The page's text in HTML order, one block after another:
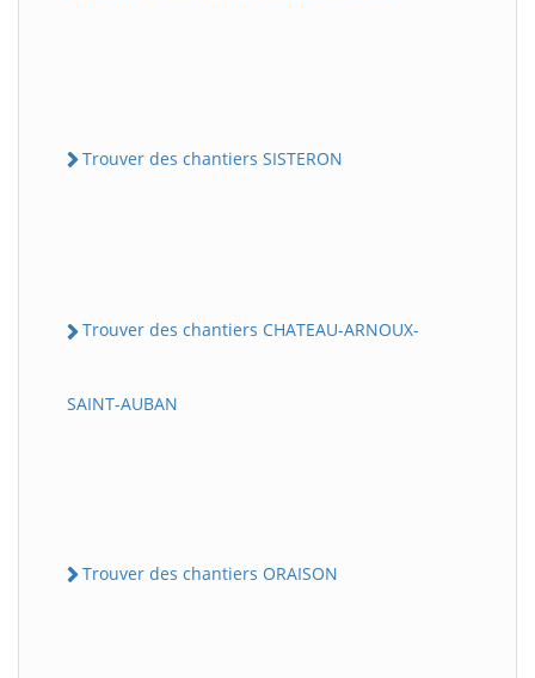
Trouver des chantiers SISTERON
Trouver des chantiers CHATEAU-ARNOUX-
SAINT-AUBAN
Trouver des chantiers ORAISON